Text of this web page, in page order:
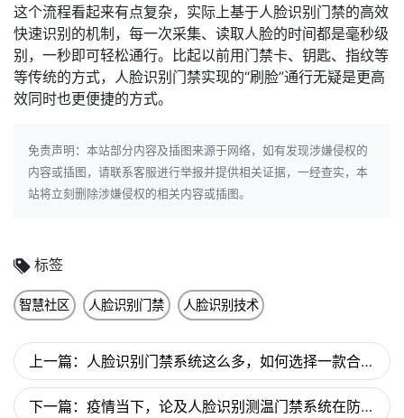
这个流程看起来有点复杂，实际上基于人脸识别门禁的高效
快速识别的机制，每一次采集、读取人脸的时间都是毫秒级
别，一秒即可轻松通行。比起以前用门禁卡、钥匙、指纹等
等传统的方式，人脸识别门禁实现的“刷脸”通行无疑是更高
效同时也更便捷的方式。
免责声明：本站部分内容及插图来源于网络，如有发现涉嫌侵权的
内容或插图，请联系客服进行举报并提供相关证据，一经查实，本
站将立刻删除涉嫌侵权的相关内容或插图。
标签
智慧社区 人脸识别门禁 人脸识别技术
上一篇：人脸识别门禁系统这么多，如何选择一款合适的人脸识别门禁系统？
下一篇：疫情当下，论及人脸识别测温门禁系统在防疫中的重要性